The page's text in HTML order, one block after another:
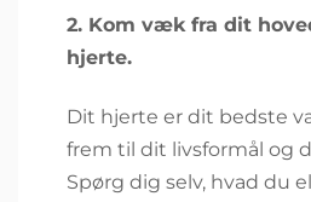
2. Kom væk fra dit
hjerte.
Dit hjerte er dit bedste
frem til dit livsformål og
Spørg dig selv, hvad du